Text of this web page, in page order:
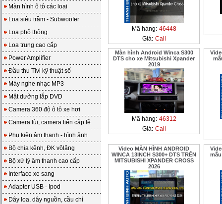
Màn hình ô tô các loại
Loa siêu trầm - Subwoofer
Loa phổ thông
Loa trung cao cấp
Power Amplifier
Đầu thu Tivi kỹ thuật số
Máy nghe nhạc MP3
Mặt dưỡng lắp DVD
Camera 360 độ ô tô xe hơi
Camera lùi, camera tiến cập lề
Phụ kiện âm thanh - hình ảnh
Bộ chia kênh, ĐK vôlăng
Bộ xử lý âm thanh cao cấp
Interface xe sang
Adapter USB - Ipod
Dây loa, dây nguồn, cầu chì
Mã hàng: 46448
Giá: Call
Màn hình Android Winca S300
DTS cho xe Mitsubishi Xpander
2019
Mã hàng: 46312
Giá: Call
Video MÀN HÌNH ANDROID
WINCA 13INCH S300+ DTS TRÊN
MITSUBISHI XPANDER CROSS
2026